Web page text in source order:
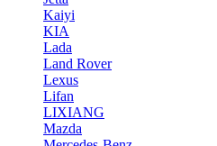
Kaiyi
KIA
Lada
Land Rover
Lexus
Lifan
LIXIANG
Mazda